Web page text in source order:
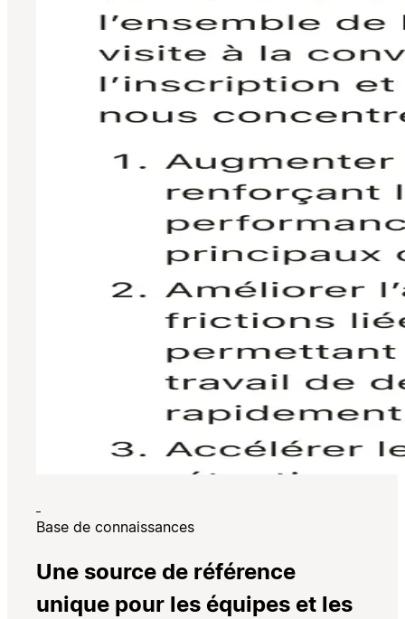
Base de connaissances
Une source de référence
unique pour les équipes et les